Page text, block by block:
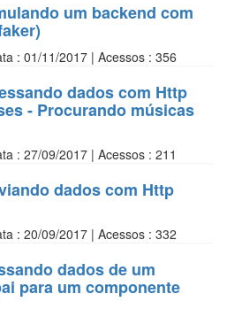
um backend com
: 01/11/2017 | Acessos : 356
dados com Http
- Procurando músicas
: 27/09/2017 | Acessos : 211
dados com Http
: 20/09/2017 | Acessos : 332
dados de um
para um componente